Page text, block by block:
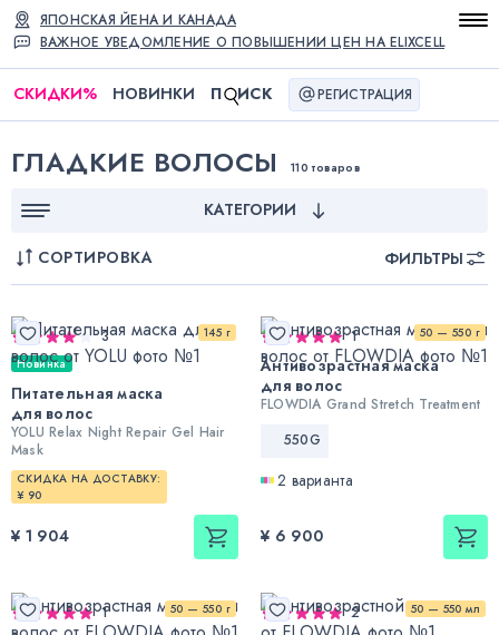
ВАЖНОЕ УВЕДОМЛЕНИЕ О ПОВЫШЕНИИ ЦЕН НА ELIXCELL
ЯПОНСКАЯ ЙЕНА И КАНАДА
СКИДКИ% НОВИНКИ П ИСК РЕГИСТРАЦИЯ
ГЛАДКИЕ ВОЛОСЫ 110 товаров
КАТЕГОРИИ
СОРТИРОВКА ФИЛЬТРЫ
145 г
3
Новинка
Питательная маска
для волос
YOLU Relax Night Repair Gel Hair
Mask
СКИДКА НА ДОСТАВКУ:
¥ 90
¥ 1 904
50 — 550 г
1
Антивозрастная маска
для волос
FLOWDIA Grand Stretch Treatment
550G
2 варианта
¥ 6 900
50 — 550 г
1 50 — 550 мл
2